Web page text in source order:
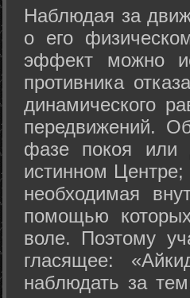
Hаблюдая за
о его
эффект можно
противника
динамического
передвижений.
фазе покоя или
истинном Центре;
необходимая
помощью
воле. Поэтому
гласящее:
наблюдать за